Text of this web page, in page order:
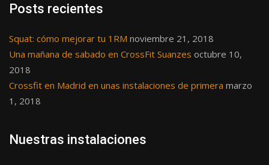
Posts recientes
Squat: cómo mejorar tu 1RM noviembre 21, 2018
Una mañana de sabado en CrossFit Suanzes octubre 10,
2018
Crossfit en Madrid en unas instalaciones de primera marzo
1, 2018
Nuestras instalaciones